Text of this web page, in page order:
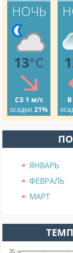
НОЧЬ
13°C
СЗ 1 м/с
осадки 21%
ЯНВАРЬ
ФЕВРАЛЬ
МАРТ
30